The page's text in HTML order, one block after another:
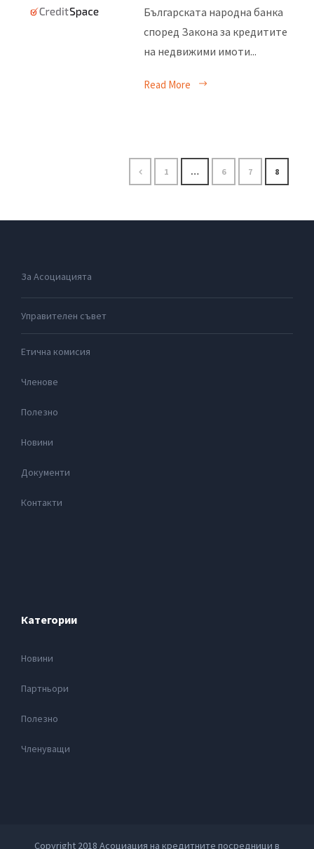
Българската народна банка
според Закона за кредитите
на недвижими имоти...
Read More
1 … 6 7 8
За Асоциацията
Управителен съвет
Етична комисия
Членове
Полезно
Новини
Документи
Контакти
Категории
Новини
Партньори
Полезно
Членуващи
Copyright 2018 Асоциация на кредитните посредници в